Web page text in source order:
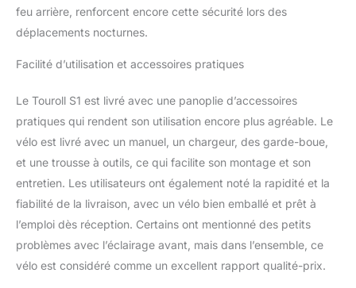
quotidiens, ce vélo
conduite robuste, stable
et légale sur la route.
Grand Porte-Bagages
Arrière】Gagnez de
l'espace en un clin d'œil
grâce à sa potence et à
rapide, vous permettant
de vous faufiler dans des
couloirs étroits ou de le
ranger dans votre coffre
de voiture en quelques
secondes. Besoin de
feu arrière, renforcent encore cette sécurité lors des
déplacements nocturnes.
Facilité d’utilisation et accessoires pratiques
Le Touroll S1 est livré avec une panoplie d’accessoires
pratiques qui rendent son utilisation encore plus agréable. Le
vélo est livré avec un manuel, un chargeur, des garde-boue,
et une trousse à outils, ce qui facilite son montage et son
entretien. Les utilisateurs ont également noté la rapidité et la
fiabilité de la livraison, avec un vélo bien emballé et prêt à
l’emploi dès réception. Certains ont mentionné des petits
problèmes avec l’éclairage avant, mais dans l’ensemble, ce
vélo est considéré comme un excellent rapport qualité-prix.